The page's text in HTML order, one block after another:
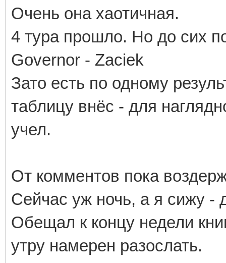
Очень она хаотичная.
4 тура прошло. Но до сих
Governor - Zaciek
Зато есть по одному
таблицу внёс - для
учел.
От комментов пока
Сейчас уж ночь, а я сижу -
Обещал к концу недели
утру намерен разослать.